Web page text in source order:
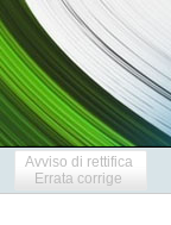
Avviso di rettifica
Errata corrige